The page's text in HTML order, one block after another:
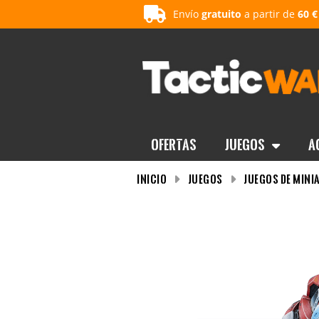
Envío gratuito a partir de 60 €
OFERTAS Juegos
INICIO Juegos Juegos de